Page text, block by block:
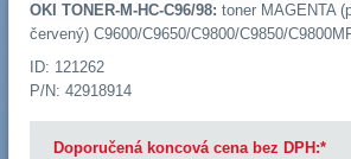
OKI TONER-M-HC-C96/98: toner MAGENTA
červený) C9600/C9650/C9800/C9850/
ID: 121262
P/N: 42918914
Doporučená koncová cena bez DPH:*